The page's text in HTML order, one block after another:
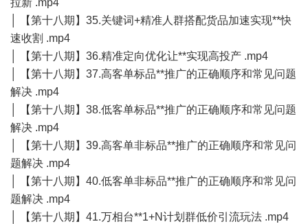
拉新 .mp4
│ 【第十八期】35.关键词+精准人群搭配货品加速实现**快
速收割 .mp4
│ 【第十八期】36.精准定向优化让**实现高投产 .mp4
│ 【第十八期】37.高客单标品**推广的正确顺序和常见问题
解决 .mp4
│ 【第十八期】38.低客单标品**推广的正确顺序和常见问题
解决 .mp4
│ 【第十八期】39.高客单非标品**推广的正确顺序和常见问
题解决 .mp4
│ 【第十八期】40.低客单非标品**推广的正确顺序和常见问
题解决 .mp4
│ 【第十八期】41.万相台**1+N计划群低价引流玩法 .mp4